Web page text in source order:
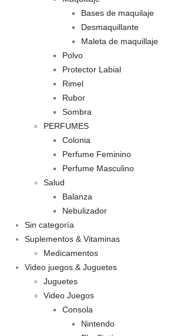
Bases de maquilaje
Desmaquillante
Maleta de maquillaje
Polvo
Protector Labial
Rimel
Rubor
Sombra
PERFUMES
Colonia
Perfume Feminino
Perfume Masculino
Salud
Balanza
Nebulizador
Sin categoría
Suplementos & Vitaminas
Medicamentos
Video juegos & Juguetes
Juguetes
Video Juegos
Consola
Nintendo